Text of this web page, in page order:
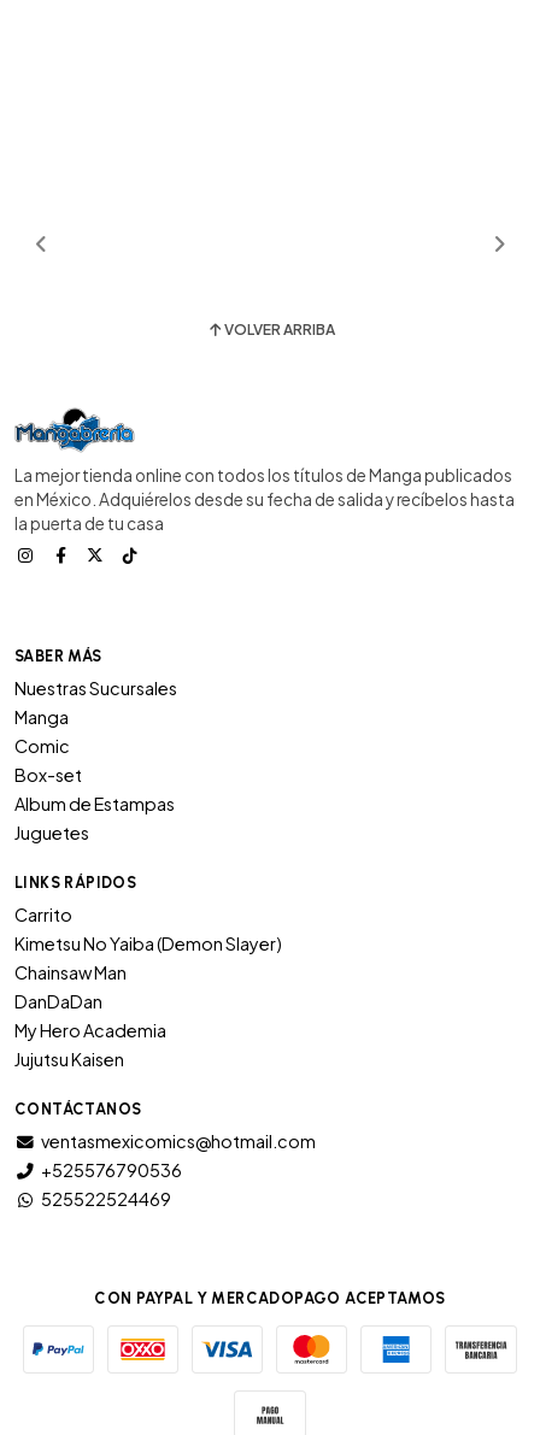
VOLVER ARRIBA
La mejor tienda online con todos los títulos de Manga publicados
en México. Adquiérelos desde su fecha de salida y recíbelos hasta
la puerta de tu casa
SABER MÁS
Nuestras Sucursales
Manga
Comic
Box-set
Album de Estampas
Juguetes
LINKS RÁPIDOS
Carrito
Kimetsu No Yaiba (Demon Slayer)
Chainsaw Man
DanDaDan
My Hero Academia
Jujutsu Kaisen
CONTÁCTANOS
ventasmexicomics@hotmail.com
+525576790536
525522524469
CON PAYPAL Y MERCADOPAGO ACEPTAMOS